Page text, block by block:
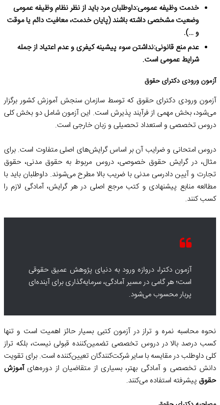
خدمت وظیفه عمومی:داوطلبان مرد باید از نظر نظام وظیفه عمومی
وضعیت مشخصی داشته باشند (پایان خدمت، معافیت دائم یا موقت
و …).
عدم منع قانونی:نداشتن سوء پیشینه کیفری و عدم اعتیاد از جمله
شرایط عمومی است.
آزمون ورودی دکترای حقوق
آزمون ورودی دکترای حقوق که توسط سازمان سنجش آموزش کشور برگزار
می‌شود، بخش مهمی از فرآیند پذیرش است. این آزمون شامل دو بخش کلی
دروس تخصصی و استعداد تحصیلی و زبان خارجی است.
دروس امتحانی و ضرایب آن بر اساس گرایش‌های اصلی متفاوت است. برای
مثال، در گرایش حقوق خصوصی، دروس مربوط به حقوق مدنی، حقوق
تجارت و آیین دادرسی مدنی با ضریب بالا مطرح می‌شوند. داوطلبان باید با
مطالعه منابع پیشنهادی و کتب مرجع اصلی در هر گرایش، آمادگی لازم را
کسب کنند.
آزمون دکترا، دروازه ورود به دنیای پژوهش عمیق حقوقی
است؛ هر گامی در مسیر آمادگی، سرمایه‌گذاری برای آینده‌ای
پربار محسوب می‌شود.
نحوه محاسبه نمره و تراز در آزمون کتبی بسیار حائز اهمیت است و تنها
کسب درصد بالا در دروس تخصصی تضمین‌کننده قبولی نیست، بلکه تراز
کلی داوطلب در مقایسه با سایر شرکت‌کنندگان تعیین‌کننده است. برای تقویت
دانش تخصصی و آمادگی بهتر، بسیاری از متقاضیان از دوره‌هایآموزش
حقوق پیشرفته استفاده می‌کنند.